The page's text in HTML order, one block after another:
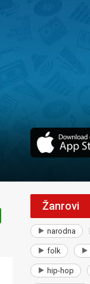
Žanrovi
narodna
folk
hip-hop